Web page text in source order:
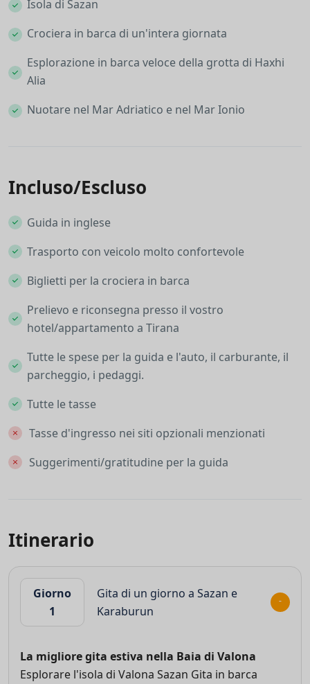
Isola di Sazan
Crociera in barca di un'intera giornata
Esplorazione in barca veloce della grotta di Haxhi
Alia
Nuotare nel Mar Adriatico e nel Mar Ionio
Incluso/Escluso
Guida in inglese
Trasporto con veicolo molto confortevole
Biglietti per la crociera in barca
Prelievo e riconsegna presso il vostro
hotel/appartamento a Tirana
Tutte le spese per la guida e l'auto, il carburante, il
parcheggio, i pedaggi.
Tutte le tasse
Tasse d'ingresso nei siti opzionali menzionati
Suggerimenti/gratitudine per la guida
Itinerario
Giorno
1
Gita di un giorno a Sazan e
Karaburun
La migliore gita estiva nella Baia di Valona
Esplorare l'isola di Valona Sazan Gita in barca